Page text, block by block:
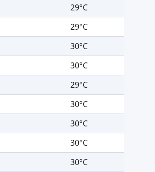
29°C
29°C
30°C
30°C
29°C
30°C
30°C
30°C
30°C